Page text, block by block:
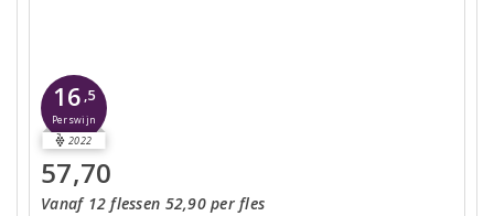
16 ,5
Perswijn
2022
57,70
Vanaf 12 flessen 52,90 per fles